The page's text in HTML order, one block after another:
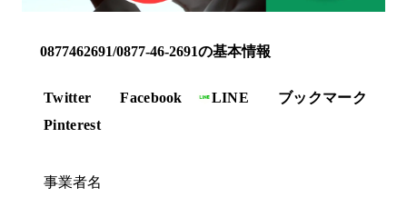
0877462691/0877-46-2691の基本情報
Twitter Facebook LINE
ブックマーク
Pinterest
事業者名